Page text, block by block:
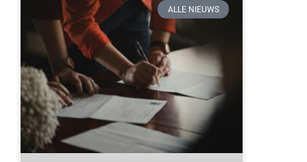
ALLE NIEUWS